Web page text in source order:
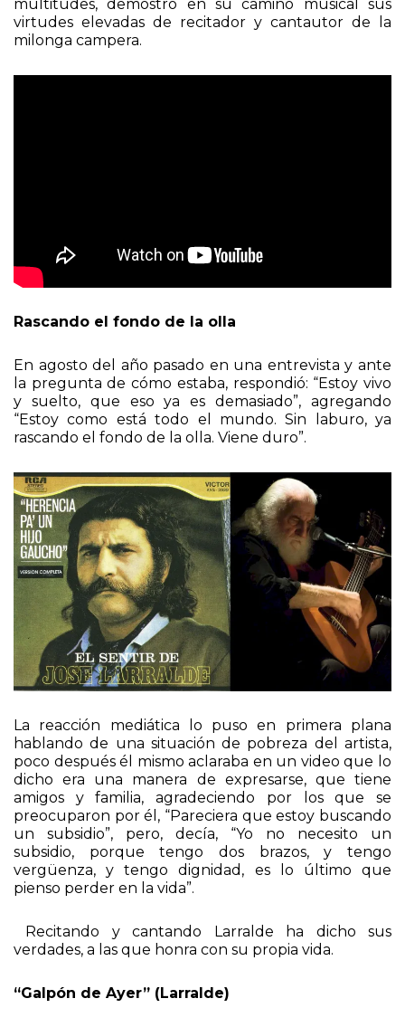
multitudes, demostró en su camino musical sus
virtudes elevadas de recitador y cantautor de la
milonga campera.
Rascando el fondo de la olla
En agosto del año pasado en una entrevista y ante
la pregunta de cómo estaba, respondió: “Estoy vivo
y suelto, que eso ya es demasiado”, agregando
“Estoy como está todo el mundo. Sin laburo, ya
rascando el fondo de la olla. Viene duro”.
La reacción mediática lo puso en primera plana
hablando de una situación de pobreza del artista,
poco después él mismo aclaraba en un video que lo
dicho era una manera de expresarse, que tiene
amigos y familia, agradeciendo por los que se
preocuparon por él, “Pareciera que estoy buscando
un subsidio”, pero, decía, “Yo no necesito un
subsidio, porque tengo dos brazos, y tengo
vergüenza, y tengo dignidad, es lo último que
pienso perder en la vida”.
Recitando y cantando Larralde ha dicho sus
verdades, a las que honra con su propia vida.
“Galpón de Ayer” (Larralde)